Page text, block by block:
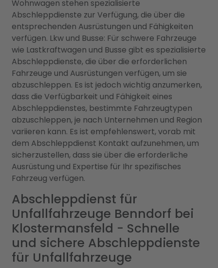
Wohnwagen stehen spezialisierte
Abschleppdienste zur Verfügung, die über die
entsprechenden Ausrüstungen und Fähigkeiten
verfügen. Lkw und Busse: Für schwere Fahrzeuge
wie Lastkraftwagen und Busse gibt es spezialisierte
Abschleppdienste, die über die erforderlichen
Fahrzeuge und Ausrüstungen verfügen, um sie
abzuschleppen. Es ist jedoch wichtig anzumerken,
dass die Verfügbarkeit und Fähigkeit eines
Abschleppdienstes, bestimmte Fahrzeugtypen
abzuschleppen, je nach Unternehmen und Region
variieren kann. Es ist empfehlenswert, vorab mit
dem Abschleppdienst Kontakt aufzunehmen, um
sicherzustellen, dass sie über die erforderliche
Ausrüstung und Expertise für Ihr spezifisches
Fahrzeug verfügen.
Abschleppdienst für
Unfallfahrzeuge Benndorf bei
Klostermansfeld - Schnelle
und sichere Abschleppdienste
für Unfallfahrzeuge